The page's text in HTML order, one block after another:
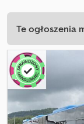
Te ogłoszenia